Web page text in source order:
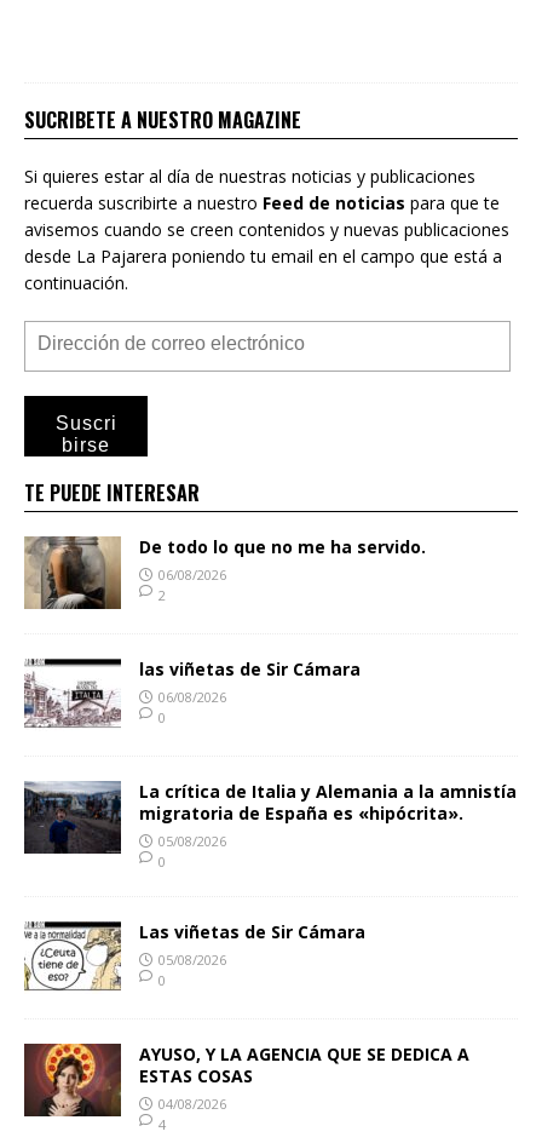
SUCRIBETE A NUESTRO MAGAZINE
Si quieres estar al día de nuestras noticias y publicaciones
recuerda suscribirte a nuestro Feed de noticias para que te
avisemos cuando se creen contenidos y nuevas publicaciones
desde La Pajarera poniendo tu email en el campo que está a
continuación.
Suscri
birse
TE PUEDE INTERESAR
De todo lo que no me ha servido.
06/08/2026
2
las viñetas de Sir Cámara
06/08/2026
0
La crítica de Italia y Alemania a la amnistía
migratoria de España es «hipócrita».
05/08/2026
0
Las viñetas de Sir Cámara
05/08/2026
0
AYUSO, Y LA AGENCIA QUE SE DEDICA A
ESTAS COSAS
04/08/2026
4